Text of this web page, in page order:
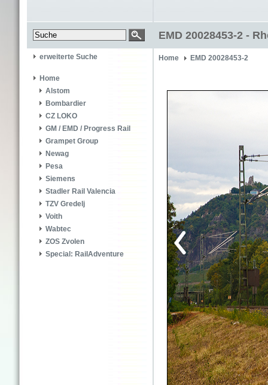
EMD 20028453-2 -
erweiterte Suche
Home
Alstom
Bombardier
CZ LOKO
GM / EMD / Progress Rail
Grampet Group
Newag
Pesa
Siemens
Stadler Rail Valencia
TZV Gredelj
Voith
Wabtec
ZOS Zvolen
Special: RailAdventure
Home EMD 20028453-2